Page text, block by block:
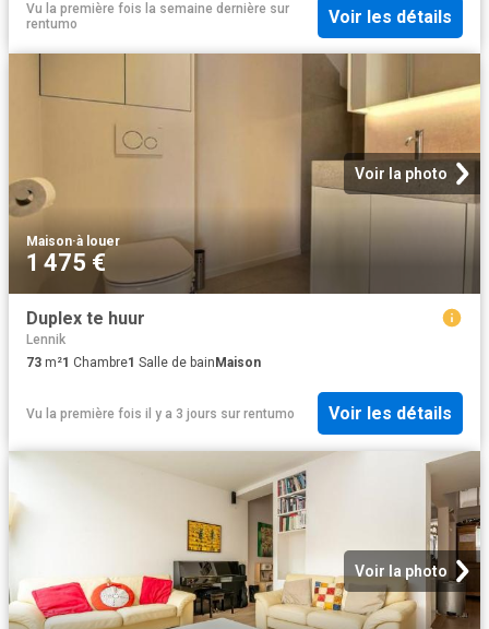
Vu la première fois la semaine dernière sur
rentumo
Voir les détails
Voir la photo
Maison·à louer
1 475 €
Duplex te huur
Lennik
73 m²1 Chambre1 Salle de bain Maison
Vu la première fois il y a 3 jours sur rentumo Voir les détails
Voir la photo